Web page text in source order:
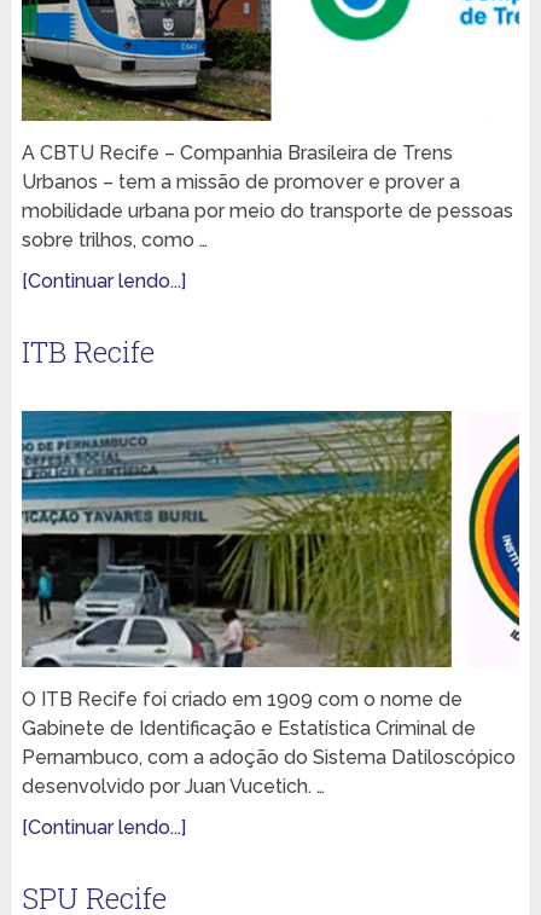
A CBTU Recife – Companhia Brasileira de Trens
Urbanos – tem a missão de promover e prover a
mobilidade urbana por meio do transporte de pessoas
sobre trilhos, como …
[Continuar lendo...]
ITB Recife
O ITB Recife foi criado em 1909 com o nome de
Gabinete de Identificação e Estatística Criminal de
Pernambuco, com a adoção do Sistema Datiloscópico
desenvolvido por Juan Vucetich. …
[Continuar lendo...]
SPU Recife